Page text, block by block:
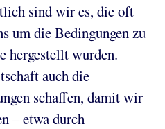
sind wir es, die oft
um die Bedingungen zu
hergestellt wurden.
auch die
schaffen, damit wir
– etwa durch